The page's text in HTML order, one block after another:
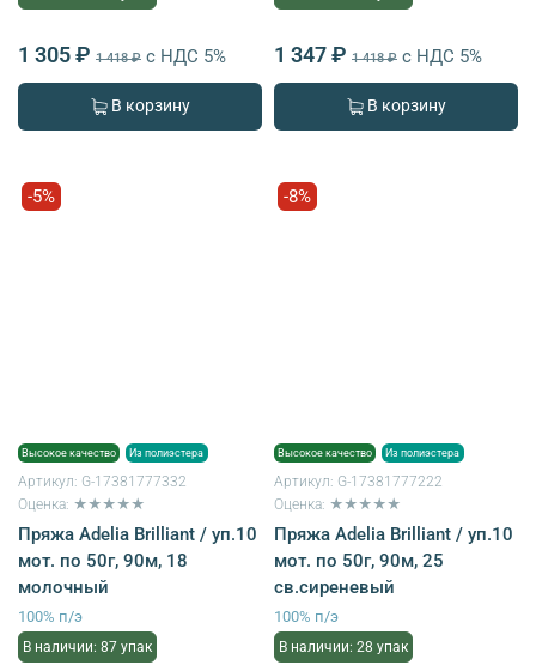
1 305 ₽ 1 418 ₽ с НДС 5%
В корзину
1 347 ₽ 1 418 ₽ с НДС 5%
В корзину
-5%
Высокое качество Из полиэстера
Артикул: G-17381777332
Оценка: ★★★★★
Пряжа Adelia Brilliant / уп.10
мот. по 50г, 90м, 18
молочный
100% п/э
В наличии: 87 упак
-8%
Высокое качество Из полиэстера
Артикул: G-17381777222
Оценка: ★★★★★
Пряжа Adelia Brilliant / уп.10
мот. по 50г, 90м, 25
св.сиреневый
100% п/э
В наличии: 28 упак